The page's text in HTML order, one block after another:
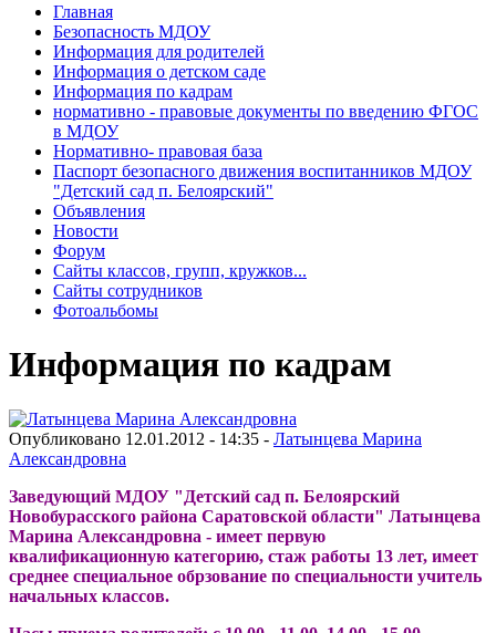
Главная
Безопасность МДОУ
Информация для родителей
Информация о детском саде
Информация по кадрам
нормативно - правовые документы по введению ФГОС
в МДОУ
Нормативно- правовая база
Паспорт безопасного движения воспитанников МДОУ
"Детский сад п. Белоярский"
Объявления
Новости
Форум
Сайты классов, групп, кружков...
Сайты сотрудников
Фотоальбомы
Информация по кадрам
Опубликовано 12.01.2012 - 14:35 - Латынцева Марина
Александровна
Заведующий МДОУ "Детский сад п. Белоярский
Новобурасского района Саратовской области" Латынцева
Марина Александровна - имеет первую
квалификационную категорию, стаж работы 13 лет, имеет
среднее специальное обрзование по специальности учитель
начальных классов.